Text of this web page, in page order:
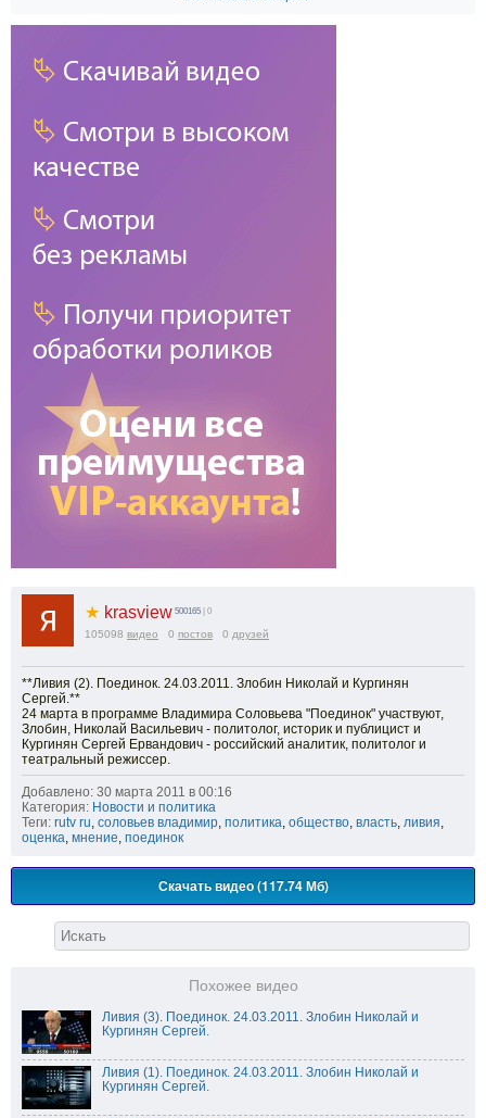
★ krasview 500165 | 0
105098 видео 0 постов 0 друзей
**Ливия (2). Поединок. 24.03.2011. Злобин Николай и Кургинян
Сергей.**
24 марта в программе Владимира Соловьева "Поединок" участвуют,
Злобин, Николай Васильевич - политолог, историк и публицист и
Кургинян Сергей Ервандович - российский аналитик, политолог и
театральный режиссер.
Добавлено: 30 марта 2011 в 00:16
Категория: Новости и политика
Теги: rutv ru соловьев владимир политика общество власть ливия
оценка мнение поединок
Скачать видео (117.74 Мб)
Похожее видео
Ливия (3). Поединок. 24.03.2011. Злобин Николай и
Кургинян Сергей.
Ливия (1). Поединок. 24.03.2011. Злобин Николай и
Кургинян Сергей.